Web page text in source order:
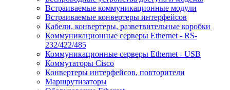
Встраиваемые коммуникационные модули
Встраиваемые конвертеры интерфейсов
Кабели, конвертеры, разветвительные коробки
Коммуникационные серверы Ethernet - RS-
232/422/485
Коммуникационные серверы Ethernet - USB
Коммутаторы Cisco
Конвертеры интерфейсов, повторители
Маршрутизаторы